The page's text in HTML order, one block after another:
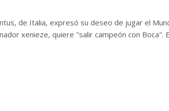
de Italia, expresó su deseo de jugar el
xenieze, quiere "salir campeón con Boca".